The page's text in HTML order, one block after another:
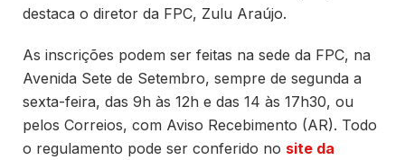
destaca o diretor da FPC, Zulu Araújo.
As inscrições podem ser feitas na sede da FPC, na
Avenida Sete de Setembro, sempre de segunda a
sexta-feira, das 9h às 12h e das 14 às 17h30, ou
pelos Correios, com Aviso Recebimento (AR). Todo
o regulamento pode ser conferido no site da